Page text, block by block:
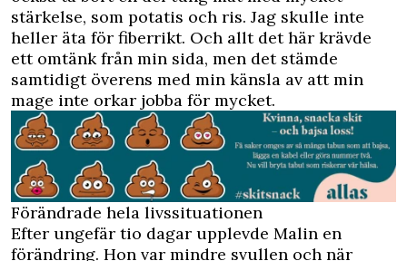
stärkelse, som potatis och ris. Jag skulle inte
heller äta för fiberrikt. Och allt det här krävde
ett omtänk från min sida, men det stämde
samtidigt överens med min känsla av att min
mage inte orkar jobba för mycket.
Förändrade hela livssituationen
Efter ungefär tio dagar upplevde Malin en
förändring. Hon var mindre svullen och när